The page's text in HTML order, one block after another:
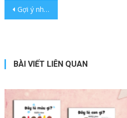
Điều hướng bài viết
Gợi ý những truyện ngôn tình nữ chính là sát thủ hay
BÀI VIẾT LIÊN QUAN